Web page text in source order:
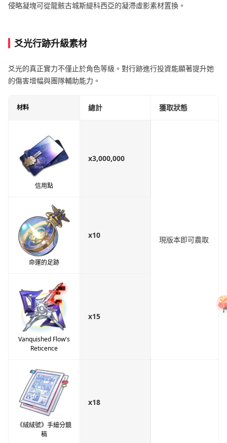
侵略凝塊可從龍骸古城斯緹科西亞的凝滯虛影素材置換。
爻光行跡升級素材
爻光的真正實力不僅止於角色等級。對行跡進行投資能顯著提升她
的傷害增幅與團隊輔助能力。
材料 總計 獲取狀態
信用點
x3,000,000
現版本即可農取
命運的足跡
x10
Vanquished Flow's
Reticence
x15
《絨絨號》手繪分鏡
稿
x18